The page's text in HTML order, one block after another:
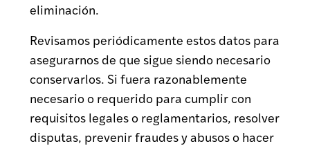
eliminación.
Revisamos periódicamente estos datos para
asegurarnos de que sigue siendo necesario
conservarlos. Si fuera razonablemente
necesario o requerido para cumplir con
requisitos legales o reglamentarios, resolver
disputas, prevenir fraudes y abusos o hacer